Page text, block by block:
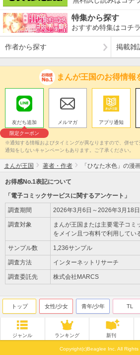
特集から探す
おすすめ特集はコチラ
作者から探す 掲載雑
まんが王国のお得情報
友だち追加
限定クーポン
メルマガ アプリ通知
※通知する情報およびタイミングが異なりますので、併せ
通知をしないキャンペーンもあります。ご了承ください。
まんが王国 著者・作者 「ひなた水色」の漫
お得感No.1表記について
「電子コミックサービスに関するアンケート」
調査期間 2026年3月6日～2026年3月18日
調査対象
まんが王国または主要電子コミ
をメイン且つ有料で利用してい
サンプル数 1,236サンプル
調査方法 インターネットリサーチ
調査委託先 株式会社MARCS
トップ 女性/少女 青年/少年 TL
ジャンル ランキング 新刊
Copyright(c)Beaglee Inc. All Rights